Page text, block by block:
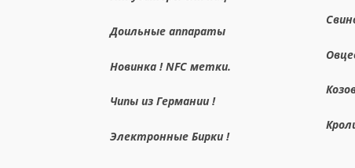
Доильные аппараты
Новинка ! NFC метки.
Чипы из Германии !
Электронные Бирки !